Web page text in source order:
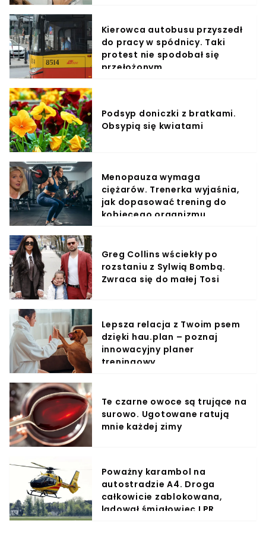
Kierowca autobusu przyszedł
do pracy w spódnicy. Taki
protest nie spodobał się
przełożonym
Podsyp doniczki z bratkami.
Obsypią się kwiatami
Menopauza wymaga
ciężarów. Trenerka wyjaśnia,
jak dopasować trening do
kobiecego organizmu
Greg Collins wściekły po
rozstaniu z Sylwią Bombą.
Zwraca się do małej Tosi
Lepsza relacja z Twoim psem
dzięki hau.plan – poznaj
innowacyjny planer
treningowy
Te czarne owoce są trujące na
surowo. Ugotowane ratują
mnie każdej zimy
Poważny karambol na
autostradzie A4. Droga
całkowicie zablokowana,
lądował śmigłowiec LPR